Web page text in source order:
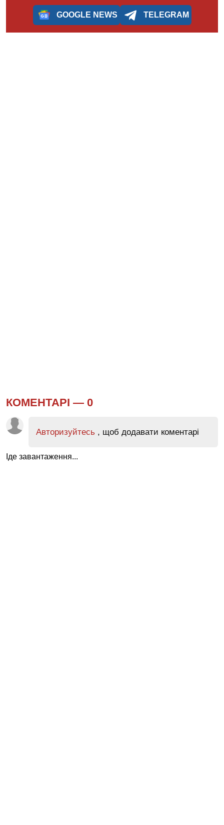
GOOGLE NEWS TELEGRAM
КОМЕНТАРІ — 0
Авторизуйтесь , щоб додавати коментарі
Іде завантаження...